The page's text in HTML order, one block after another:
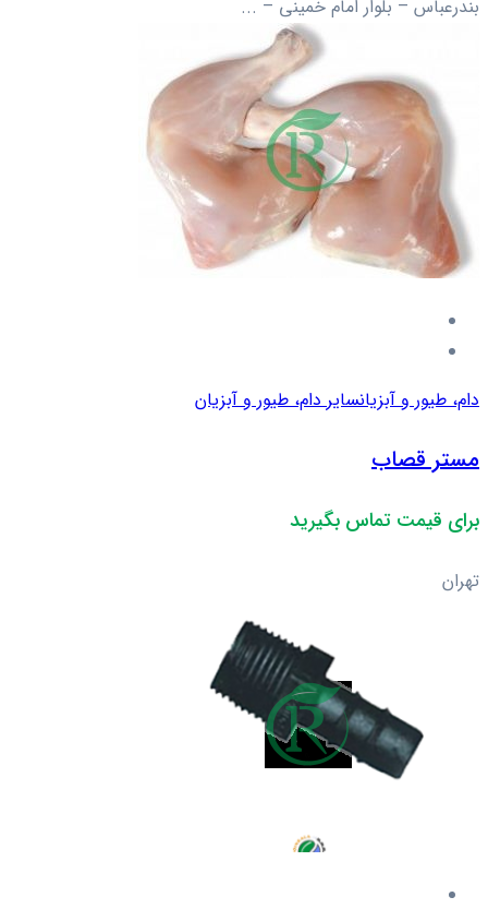
بندرعباس – بلوار امام خمینی – ...
دام، طیور و آبزیانسایر دام، طیور و آبزیان
مستر قصاب
برای قیمت تماس بگیرید
تهران